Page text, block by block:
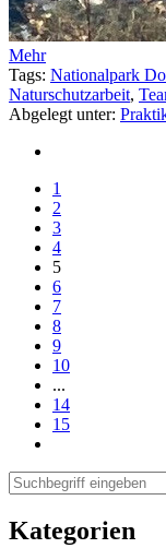
Mehr
Tags: Nationalpark
Naturschutzarbeit,
Abgelegt unter:
1
2
3
4
5
6
7
8
9
10
...
14
15
Kategorien